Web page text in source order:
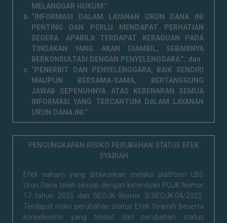
MELANGGAR HUKUM.”
“INFORMASI DALAM LAYANAN URUN DANA INI
PENTING DAN PERLU MENDAPAT PERHATIAN
SEGERA. APABILA TERDAPAT KERAGUAN PADA
TINDAKAN YANG AKAN DIAMBIL, SEBAIKNYA
BERKONSULTASI DENGAN PENYELENGGARA.”; dan
“PENERBIT DAN PENYELENGGARA, BAIK SENDIRI
MAUPUN BERSAMA-SAMA, BERTANGGUNG
JAWAB SEPENUHNYA ATAS KEBENARAN SEMUA
INFORMASI YANG TERCANTUM DALAM LAYANAN
URUN DANA INI.”
PENGUNGKAPAN RISIKO PERUBAHAN STATUS EFEK
SYARIAH
Efek saham yang ditawarkan melalui platform LBS
Urun Dana telah sesuai dengan ketentuan POJK Nomor
17 tahun 2025 dan SEOJK Nomor 3/SEOJK.04/2022.
Terdapat risiko perubahan status Efek Syariah beserta
konsekuensi yang timbul dari perubahan status